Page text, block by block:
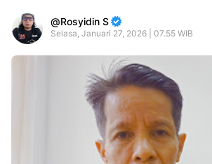
Rosyidin S
Selasa, Januari 27, 2026 | 07.55 WIB